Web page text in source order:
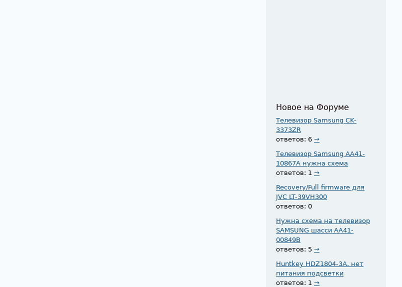
Новое на Форуме
Телевизор Samsung CK-
3373ZR
ответов: 6→
Телевизор Samsung AA41-
10867A нужна схема
ответов: 1→
Recovery/Full firmware для
JVC LT-39VH300
ответов: 0
Нужна схема на телевизор
SAMSUNG шасси AA41-
00849B
ответов: 5→
Huntkey HDZ1804-3A. нет
питания подсветки
ответов: 1→